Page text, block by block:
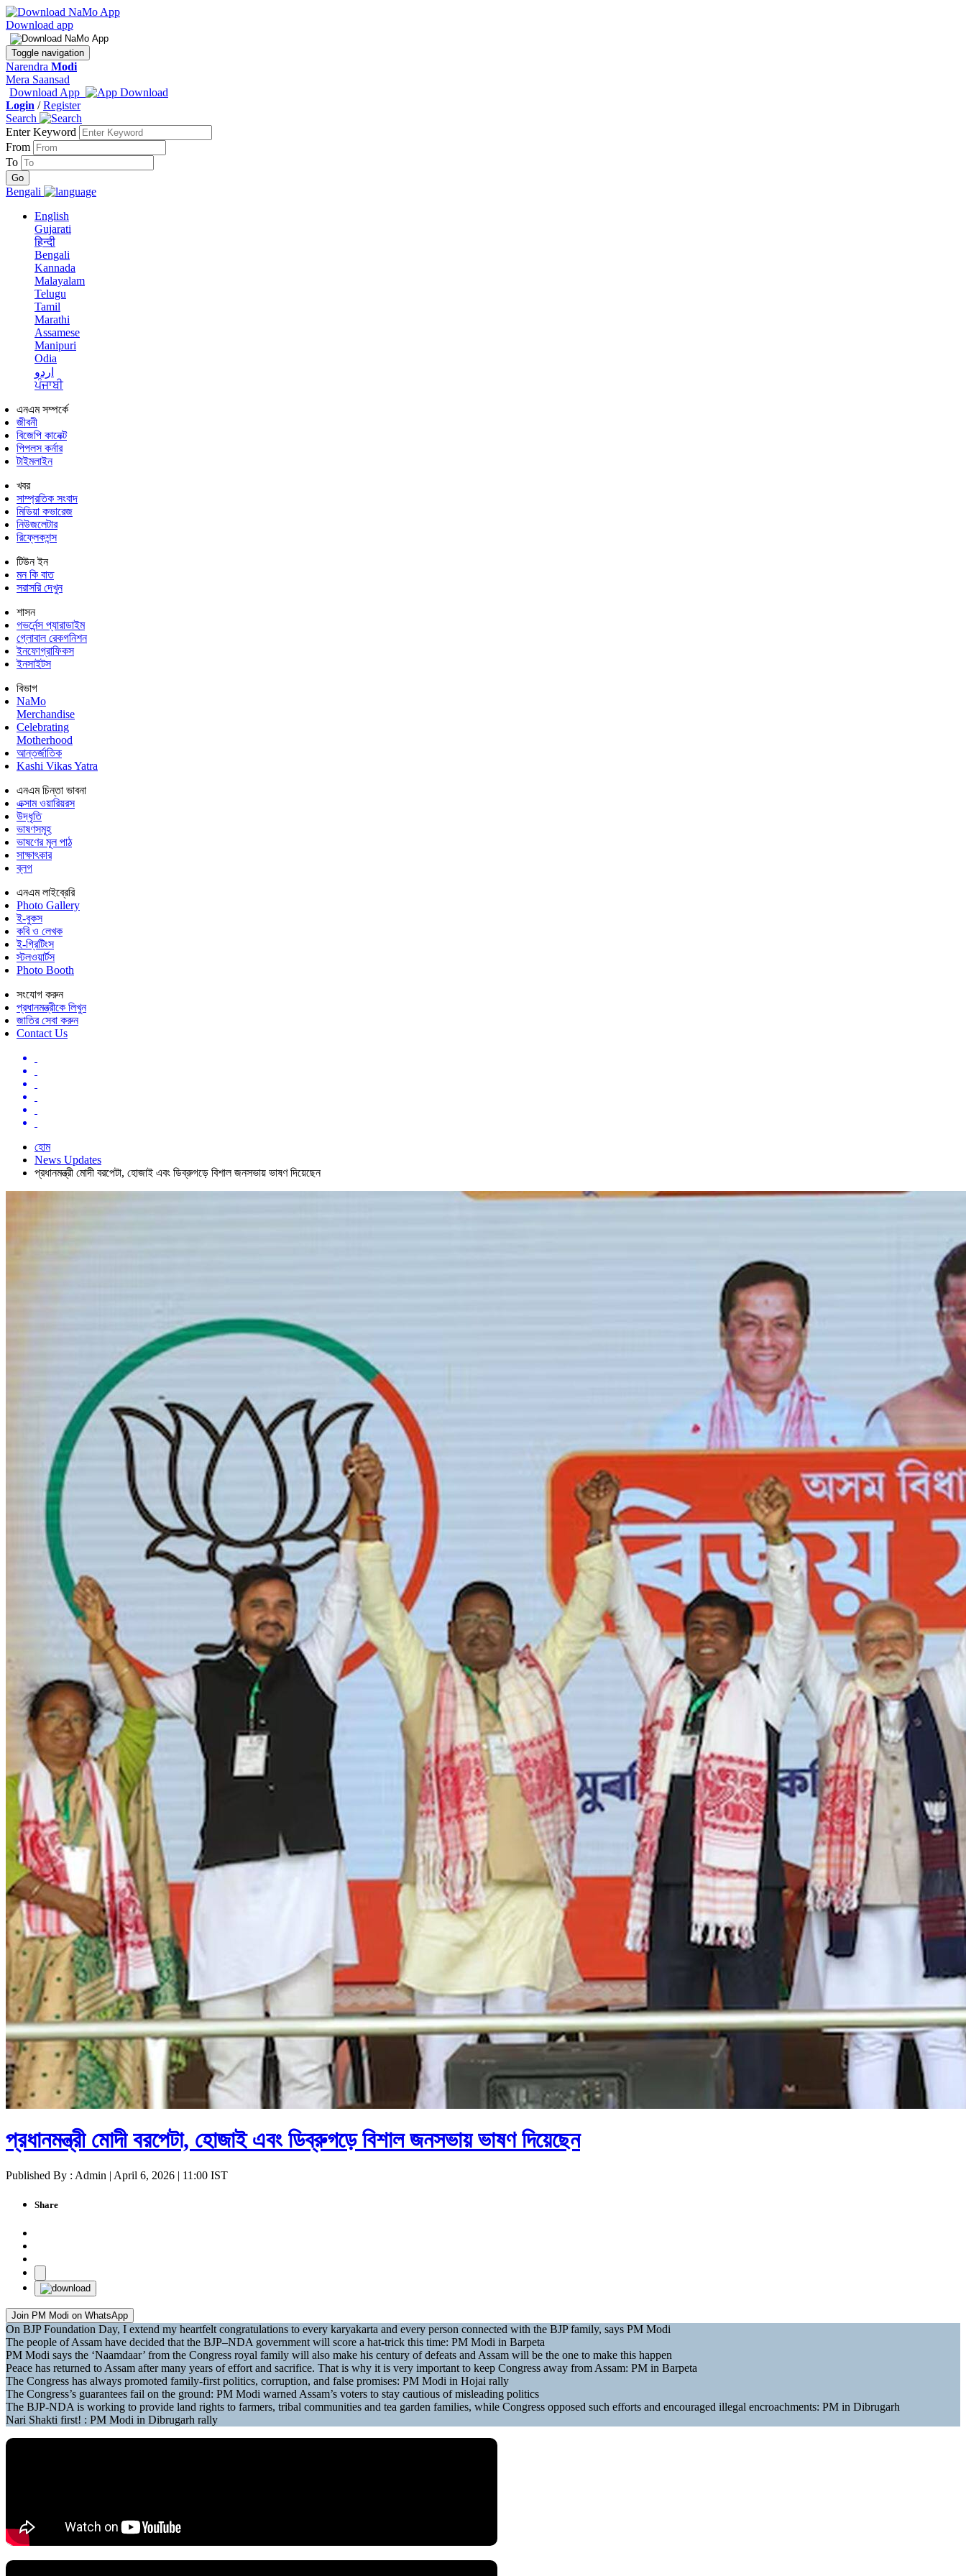
Download app
Toggle navigation
Narendra Modi
Mera Saansad
Download App
Login /Register
Search
Enter Keyword
From
To
Bengali
English
Gujarati
हिन्दी
Bengali
Kannada
Malayalam
Telugu
Tamil
Marathi
Assamese
Manipuri
Odia
اردو
ਪੰਜਾਬੀ
এনএম সম্পর্কে
জীবনী
বিজেপি কানেক্ট
পিপলস কর্নার
টাইমলাইন
খবর
সাম্প্রতিক সংবাদ
মিডিয়া কভারেজ
নিউজলেটার
রিফ্লেকশন্স
টিউন ইন
মন কি বাত
সরাসরি দেখুন
শাসন
গভর্নেন্স প্যারাডাইম
গ্লোবাল রেকগনিশন
ইনফোগ্রাফিকস
ইনসাইটস
বিভাগ
NaMo
Merchandise
Celebrating
Motherhood
আন্তর্জাতিক
Kashi Vikas Yatra
এনএম চিন্তা ভাবনা
এক্সাম ওয়ারিয়রস
উদ্ধৃতি
ভাষণসমূহ
ভাষণের মূল পাঠ
সাক্ষাৎকার
ব্লগ
এনএম লাইব্রেরি
Photo Gallery
ই-বুকস
কবি ও লেখক
ই-গ্রিটিংস
স্টলওয়ার্টস
Photo Booth
সংযোগ করুন
প্রধানমন্ত্রীকে লিখুন
জাতির সেবা করুন
Contact Us
হোম
News Updates
প্রধানমন্ত্রী মোদী বরপেটা, হোজাই এবং ডিব্রুগড়ে বিশাল জনসভায় ভাষণ দিয়েছেন
প্রধানমন্ত্রী মোদী বরপেটা, হোজাই এবং ডিব্রুগড়ে বিশাল জনসভায় ভাষণ দিয়েছেন
Published By : Admin | April 6, 2026 | 11:00 IST
Share
Join PM Modi on WhatsApp
On BJP Foundation Day, I extend my heartfelt congratulations to every karyakarta and every person connected with the BJP family, says PM Modi
The people of Assam have decided that the BJP–NDA government will score a hat-trick this time: PM Modi in Barpeta
PM Modi says the ‘Naamdaar’ from the Congress royal family will also make his century of defeats and Assam will be the one to make this happen
Peace has returned to Assam after many years of effort and sacrifice. That is why it is very important to keep Congress away from Assam: PM in Barpeta
The Congress has always promoted family-first politics, corruption, and false promises: PM Modi in Hojai rally
The Congress’s guarantees fail on the ground: PM Modi warned Assam’s voters to stay cautious of misleading politics
The BJP-NDA is working to provide land rights to farmers, tribal communities and tea garden families, while Congress opposed such efforts and encouraged illegal encroachments: PM in Dibrugarh
Nari Shakti first! : PM Modi in Dibrugarh rally